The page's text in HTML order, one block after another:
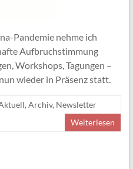
Pandemie nehme ich
Aufbruchstimmung
Workshops, Tagungen –
wieder in Präsenz statt.
, Archiv, Newsletter
Weiterlesen